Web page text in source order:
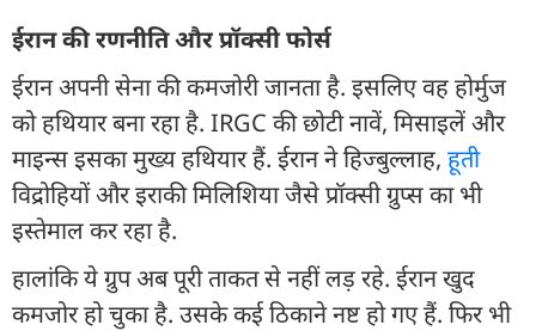
ईरान की रणनीति और प्रॉक्सी फोर्स
ईरान अपनी सेना की कमजोरी जानता है. इसलिए वह होर्मुज
को हथियार बना रहा है. IRGC की छोटी नावें, मिसाइलें और
माइन्स इसका मुख्य हथियार हैं. ईरान ने हिज्बुल्लाह, हूती
विद्रोहियों और इराकी मिलिशिया जैसे प्रॉक्सी ग्रुप्स का भी
इस्तेमाल कर रहा है.
हालांकि ये ग्रुप अब पूरी ताकत से नहीं लड़ रहे. ईरान खुद
कमजोर हो चुका है. उसके कई ठिकाने नष्ट हो गए हैं. फिर भी